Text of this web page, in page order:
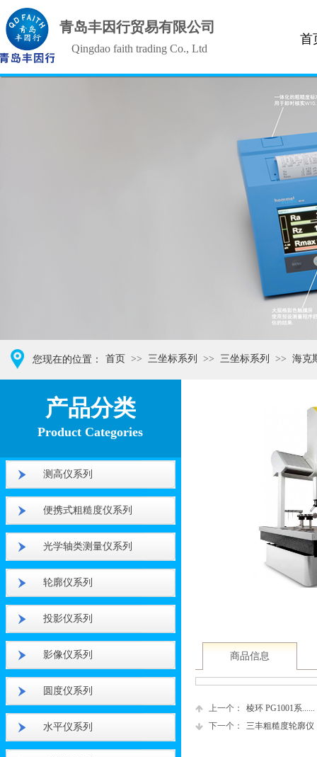
青岛丰因行贸易有限公司
Qingdao faith trading Co., Ltd
首
您现在的位置： 首页 >> 三坐标系列 >> 三坐标系列 >> 海克
商品信息
上一个：
棱环 PG1001系......
下一个：
三丰粗糙度轮廓仪
产品分类
Product Categories
测高仪系列
便携式粗糙度仪系列
光学轴类测量仪系列
轮廓仪系列
投影仪系列
影像仪系列
圆度仪系列
水平仪系列